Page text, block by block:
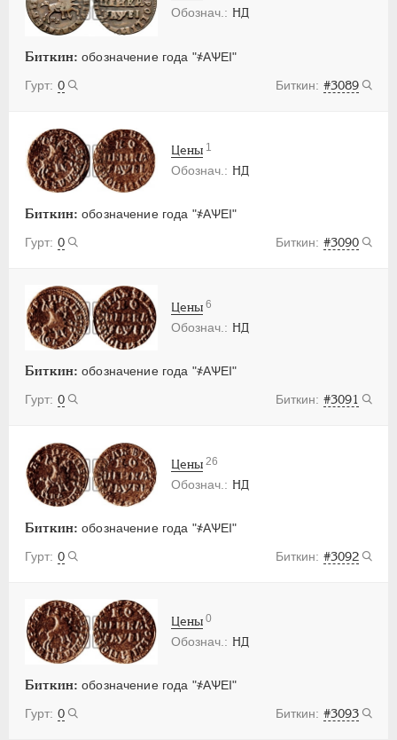
НД
Биткин: обозначение года "҂АѰЕI"
0
#3089
НД
Биткин: обозначение года "҂АѰЕI"
0
#3090
Цены 1
НД
Биткин: обозначение года "҂АѰЕI"
0
#3091
Цены 6
НД
Биткин: обозначение года "҂АѰЕI"
0
#3092
Цены 26
НД
Биткин: обозначение года "҂АѰЕI"
0
#3093
Цены 0